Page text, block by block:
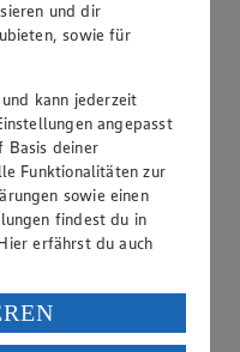
und dir
sowie für
kann jederzeit
angepasst
Basis deiner
Funktionalitäten zur
sowie einen
findest du in
erfährst du auch
Daten in den